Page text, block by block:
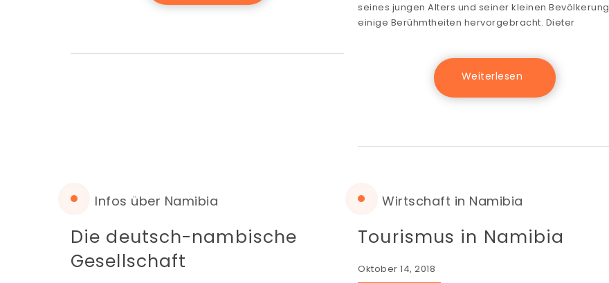
seines jungen Alters und seiner kleinen Bevölkerung
einige Berühmtheiten hervorgebracht. Dieter
Infos über Namibia
Die deutsch-nambische
Gesellschaft
Wirtschaft in Namibia
Tourismus in Namibia
Oktober 14, 2018